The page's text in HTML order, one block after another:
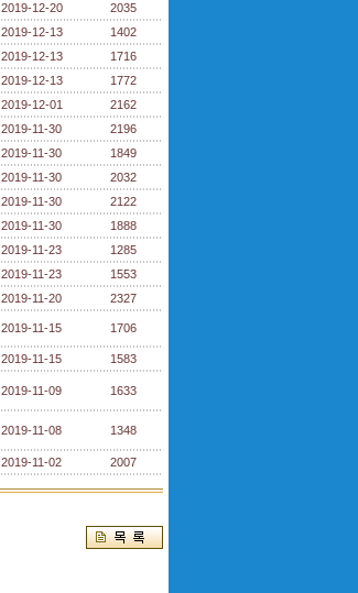
2019-12-20
2035
2019-12-13
1402
2019-12-13
1716
2019-12-13
1772
2019-12-01
2162
2019-11-30
2196
2019-11-30
1849
2019-11-30
2032
2019-11-30
2122
2019-11-30
1888
2019-11-23
1285
2019-11-23
1553
2019-11-20 2327
2019-11-15 1706
2019-11-15 1583
2019-11-09 1633
2019-11-08 1348
2019-11-02 2007